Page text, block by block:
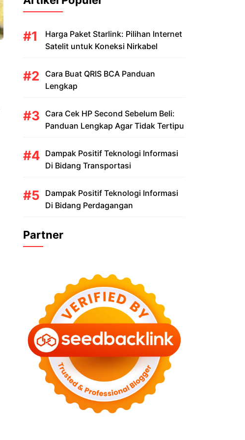
Harga Paket Starlink: Pilihan Internet
Satelit untuk Koneksi Nirkabel
Cara Buat QRIS BCA Panduan
Lengkap
Cara Cek HP Second Sebelum Beli:
Panduan Lengkap Agar Tidak Tertipu
Dampak Positif Teknologi Informasi
Di Bidang Transportasi
Dampak Positif Teknologi Informasi
Di Bidang Perdagangan
Partner